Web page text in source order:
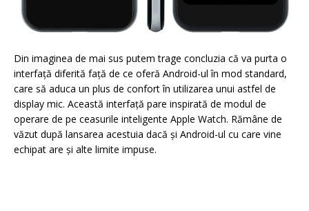
Din imaginea de mai sus putem trage concluzia că va purta o
interfață diferită față de ce oferă Android-ul în mod standard,
care să aduca un plus de confort în utilizarea unui astfel de
display mic. Această interfață pare inspirată de modul de
operare de pe ceasurile inteligente Apple Watch. Rămâne de
văzut după lansarea acestuia dacă și Android-ul cu care vine
echipat are și alte limite impuse.